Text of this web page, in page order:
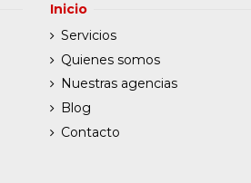
Inicio
Servicios
Quienes somos
Nuestras agencias
Blog
Contacto